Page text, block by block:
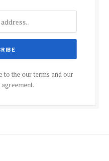
to the our terms and our
agreement.